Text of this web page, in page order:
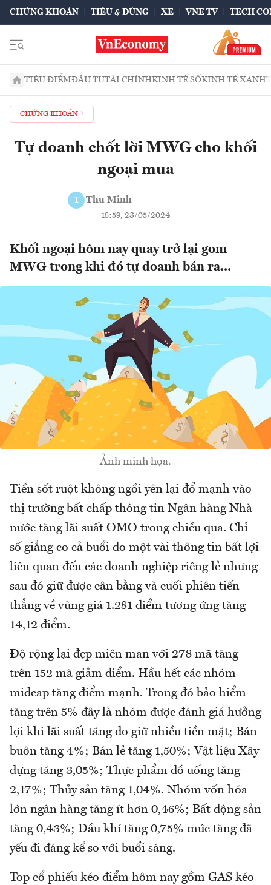
CHỨNG KHOÁN TIÊU & DÙNG XE VNE TV TECH
TIÊU ĐIỂMĐẦU TƯTÀI CHÍNHKINH TẾ SỐKINH TẾ XANH
CHỨNG KHOÁN
Tự doanh chốt lời MWG cho khối
ngoại mua
T Thu Minh
18:59, 23/05/2024
Khối ngoại hôm nay quay trở lại gom
MWG trong khi đó tự doanh bán ra...
Ảnh minh họa.
Tiền sốt ruột không ngồi yên lại đổ mạnh vào
thị trường bất chấp thông tin Ngân hàng Nhà
nước tăng lãi suất OMO trong chiều qua. Chỉ
số giẳng co cả buổi do một vài thông tin bất lợi
liên quan đến các doanh nghiệp riêng lẻ nhưng
sau đó giữ được cân bằng và cuối phiên tiến
thẳng về vùng giá 1.281 điểm tương ứng tăng
14,12 điểm.
Độ rộng lại đẹp miên man với 278 mã tăng
trên 152 mã giảm điểm. Hầu hết các nhóm
midcap tăng điểm mạnh. Trong đó bảo hiểm
tăng trên 5% đây là nhóm được đánh giá hưởng
lợi khi lãi suất tăng do giữ nhiều tiền mặt; Bán
buôn tăng 4%; Bán lẻ tăng 1,50%; Vật liệu Xây
dựng tăng 3,05%; Thực phẩm đồ uống tăng
2,17%; Thủy sản tăng 1,04%. Nhóm vốn hóa
lớn ngân hàng tăng ít hơn 0,46%; Bất động sản
tăng 0,43%; Dầu khí tăng 0,75% mức tăng đã
yếu đi đáng kể so với buổi sáng.
Top cổ phiếu kéo điểm hôm nay gồm GAS kéo